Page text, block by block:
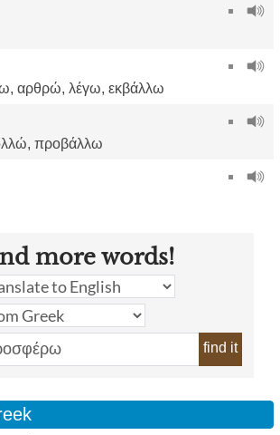
, αρθρώ, λέγω, εκβάλλω
, προβάλλω
more words!
find it